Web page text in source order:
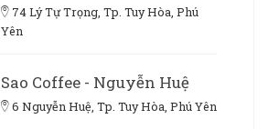
74 Lý Tự Trọng, Tp. Tuy Hòa, Phú
Yên
Sao Coffee - Nguyễn Huệ
6 Nguyễn Huệ, Tp. Tuy Hòa, Phú Yên